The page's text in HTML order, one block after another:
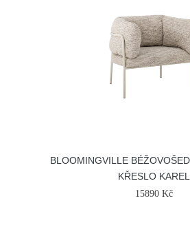
BLOOMINGVILLE
KŘESLO KAREL
15890 Kč